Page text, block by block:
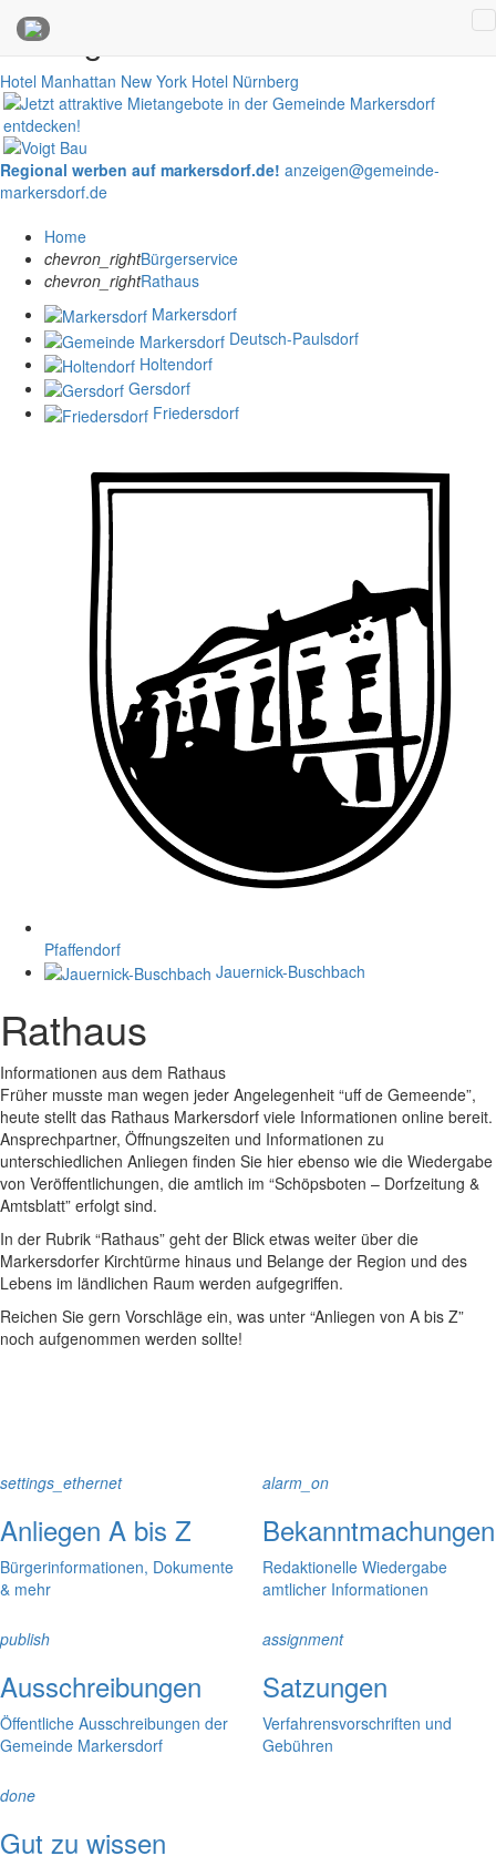
Anzeigen
Hotel Manhattan New York Hotel Nürnberg
Regional werben auf markersdorf.de! anzeigen@gemeinde-
markersdorf.de
Home
chevron_rightBürgerservice
chevron_rightRathaus
Markersdorf
Deutsch-Paulsdorf
Holtendorf
Gersdorf
Friedersdorf
Pfaffendorf
Jauernick-Buschbach
Rathaus
Informationen aus dem Rathaus
Früher musste man wegen jeder Angelegenheit “uff de Gemeende”,
heute stellt das Rathaus Markersdorf viele Informationen online bereit.
Ansprechpartner, Öffnungszeiten und Informationen zu
unterschiedlichen Anliegen finden Sie hier ebenso wie die Wiedergabe
von Veröffentlichungen, die amtlich im “Schöpsboten – Dorfzeitung &
Amtsblatt” erfolgt sind.
In der Rubrik “Rathaus” geht der Blick etwas weiter über die
Markersdorfer Kirchtürme hinaus und Belange der Region und des
Lebens im ländlichen Raum werden aufgegriffen.
Reichen Sie gern Vorschläge ein, was unter “Anliegen von A bis Z”
noch aufgenommen werden sollte!
settings_ethernet
Anliegen A bis Z
Bürgerinformationen, Dokumente
& mehr
alarm_on
Bekanntmachungen
Redaktionelle Wiedergabe
amtlicher Informationen
publish
Ausschreibungen
Öffentliche Ausschreibungen der
Gemeinde Markersdorf
assignment
Satzungen
Verfahrensvorschriften und
Gebühren
done
Gut zu wissen